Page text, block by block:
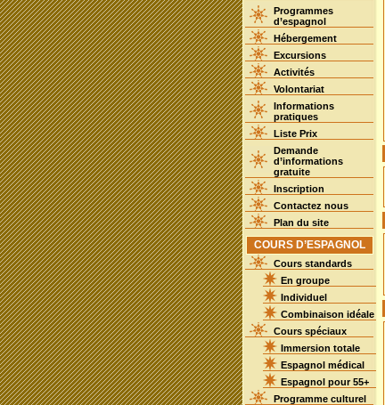
Programmes
d’espagnol
Hébergement
Excursions
Activités
Volontariat
Informations
pratiques
Liste Prix
Demande
d’informations
gratuite
Inscription
Contactez nous
Plan du site
COURS D’ESPAGNOL
Cours standards
En groupe
Individuel
Combinaison idéale
Cours spéciaux
Immersion totale
Espagnol médical
Espagnol pour 55+
Programme culturel